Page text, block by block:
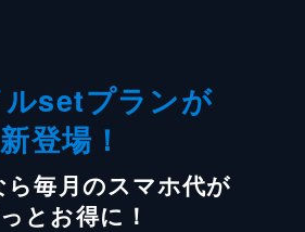
setプランが
新登場！
ら毎月のスマホ代が
とお得に！